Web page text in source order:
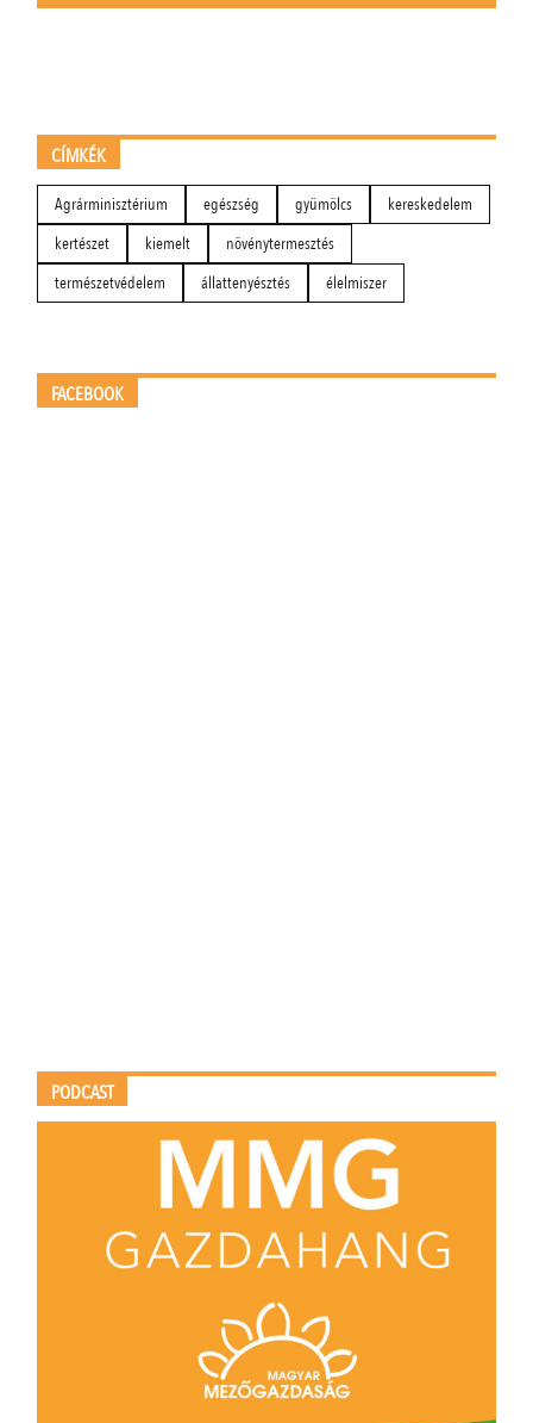
CÍMKÉK
Agrárminisztérium egészség gyümölcs
kereskedelem
kertészet
kiemelt
növénytermesztés
természetvédelem
állattenyésztés élelmiszer
FACEBOOK
PODCAST